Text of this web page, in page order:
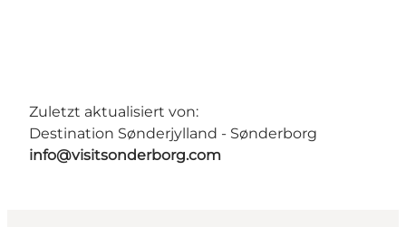
Zuletzt aktualisiert von:
Destination Sønderjylland - Sønderborg
info@visitsonderborg.com